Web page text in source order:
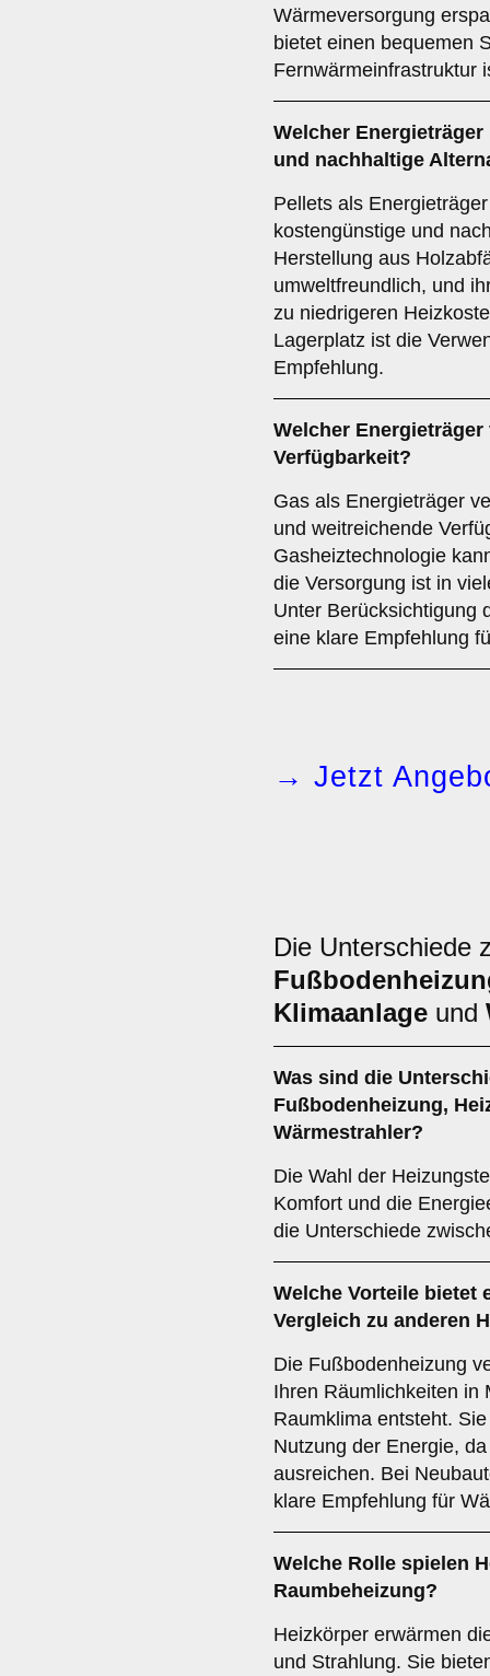
Wärmeversorgung
bietet einen bequemen
Fernwärmeinfrastruktur
Welcher Energieträger
und nachhaltige
Pellets als
kostengünstige und
Herstellung aus
umweltfreundlich, und
zu niedrigeren
Lagerplatz ist die
Empfehlung.
Welcher Energieträger
Verfügbarkeit?
Gas als Energieträger
und weitreichende
Gasheiztechnologie
die Versorgung ist in
Unter Berücksichtigung
eine klare Empfehlung
→ Jetzt
Die Unterschiede
Klimaanlage und
Was sind die
Fußbodenheizung,
Wärmestrahler?
Die Wahl der
Komfort und die
die Unterschiede
Welche Vorteile bietet
Vergleich zu anderen
Die Fußbodenheizung
Ihren Räumlichkeiten in
Raumklima entsteht.
Nutzung der Energie,
ausreichen. Bei
klare Empfehlung für
Welche Rolle spielen
Raumbeheizung?
Heizkörper erwärmen
und Strahlung. Sie